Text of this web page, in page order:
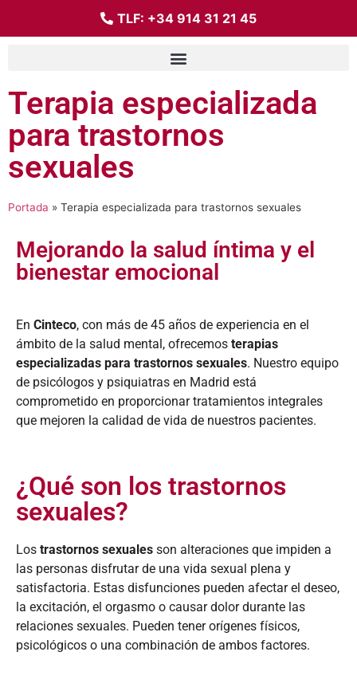
TLF: +34 914 31 21 45
Terapia especializada
para trastornos
sexuales
Portada » Terapia especializada para trastornos sexuales
Mejorando la salud íntima y el
bienestar emocional
En Cinteco, con más de 45 años de experiencia en el
ámbito de la salud mental, ofrecemos terapias
especializadas para trastornos sexuales. Nuestro equipo
de psicólogos y psiquiatras en Madrid está
comprometido en proporcionar tratamientos integrales
que mejoren la calidad de vida de nuestros pacientes.​
¿Qué son los trastornos
sexuales?
Los trastornos sexuales son alteraciones que impiden a
las personas disfrutar de una vida sexual plena y
satisfactoria. Estas disfunciones pueden afectar el deseo,
la excitación, el orgasmo o causar dolor durante las
relaciones sexuales. Pueden tener orígenes físicos,
psicológicos o una combinación de ambos factores.​